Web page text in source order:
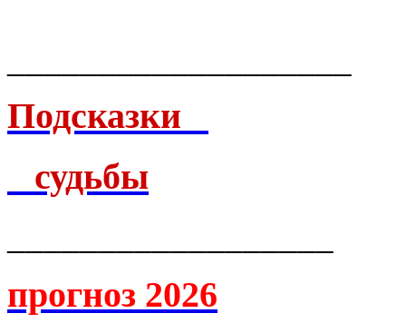
Подсказки
судьбы
прогноз 2026